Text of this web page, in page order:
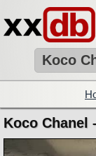
Koco Chanel